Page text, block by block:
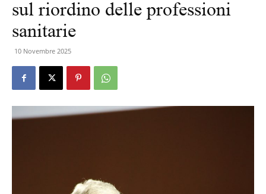
sul riordino delle professioni
sanitarie
10 Novembre 2025